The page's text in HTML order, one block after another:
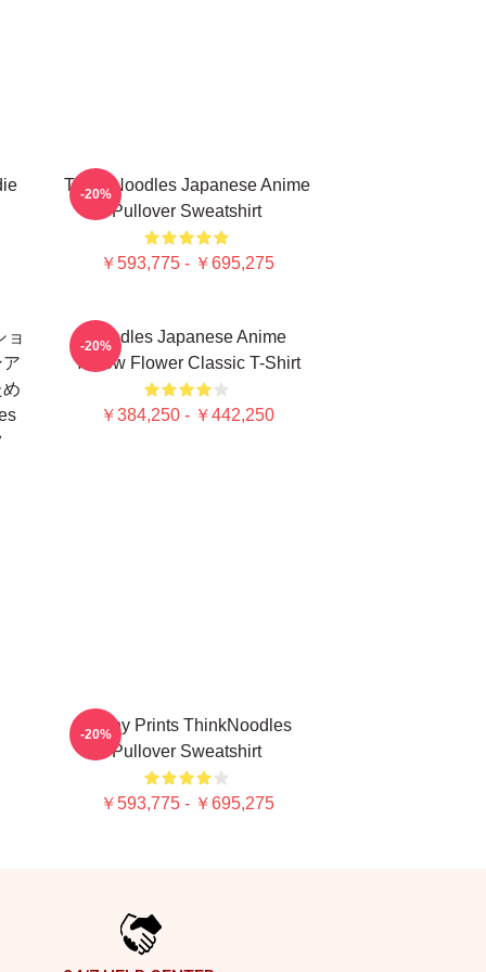
Think Noodles Japanese Anime
Pullover Sweatshirt
￥593,775 - ￥695,275
-20%
ョ
Noodles Japanese Anime
Yellow Flower Classic T-Shirt
￥384,250 - ￥442,250
-20%
Funny Prints ThinkNoodles
Pullover Sweatshirt
￥593,775 - ￥695,275
-20%